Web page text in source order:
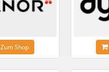
Zum Shop